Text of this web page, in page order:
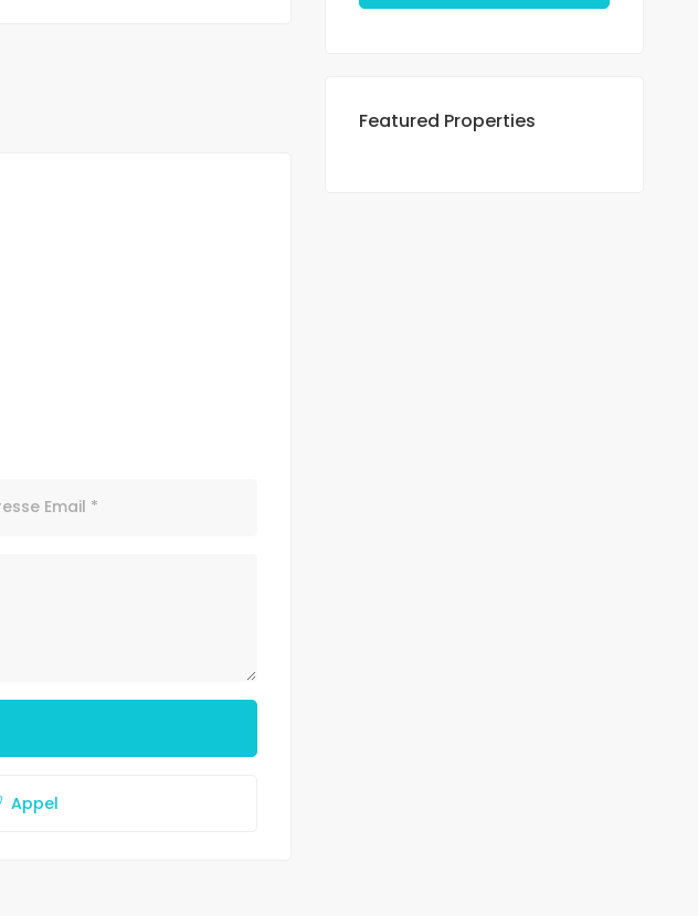
Appel
Featured Properties